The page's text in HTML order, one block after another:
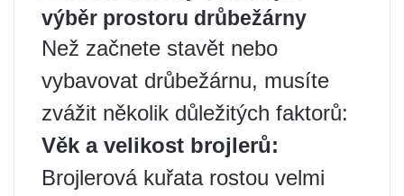
výběr prostoru drůbežárny
Než začnete stavět nebo
vybavovat drůbežárnu, musíte
zvážit několik důležitých faktorů:
Věk a velikost brojlerů:
Brojlerová kuřata rostou velmi